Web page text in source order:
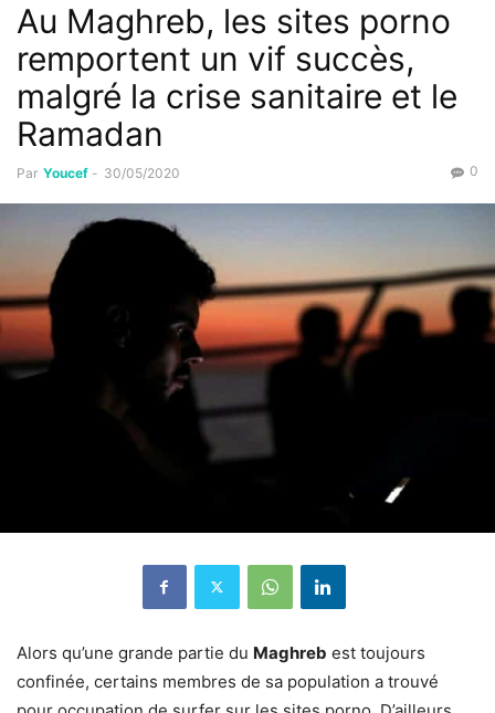
Au Maghreb, les sites porno
remportent un vif succès,
malgré la crise sanitaire et le
Ramadan
Par Youcef - 30/05/2020 0
Alors qu’une grande partie du Maghreb est toujours
confinée, certains membres de sa population a trouvé